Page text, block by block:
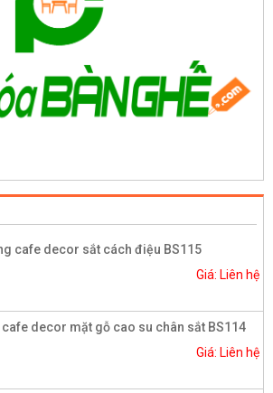
cafe decor sắt cách điệu BS115
Giá: Liên hệ
cafe decor mặt gỗ cao su chân sắt BS114
Giá: Liên hệ